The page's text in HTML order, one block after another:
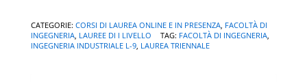
CATEGORIE: CORSI DI LAUREA ONLINE E IN PRESENZA FACOLTÀ DI
INGEGNERIA LAUREE DI I LIVELLO TAG: FACOLTÀ DI INGEGNERIA
INGEGNERIA INDUSTRIALE L-9 LAUREA TRIENNALE